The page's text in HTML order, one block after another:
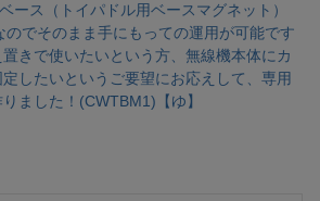
ス（トイパドル用ベースマグネット）
でそのまま手にもっての運用が可能です
きで使いたいという方、無線機本体にカ
したいというご要望にお応えして、専用
ました！(CWTBM1)【ゆ】